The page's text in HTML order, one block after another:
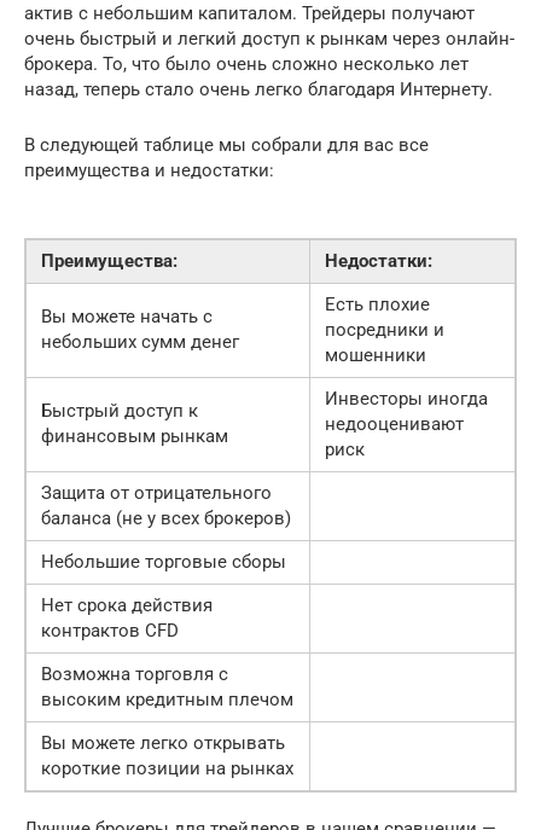
актив с небольшим капиталом. Трейдеры получают
очень быстрый и легкий доступ к рынкам через онлайн-
брокера. То, что было очень сложно несколько лет
назад, теперь стало очень легко благодаря Интернету.
В следующей таблице мы собрали для вас все
преимущества и недостатки:
Преимущества: Недостатки:
Вы можете начать с
небольших сумм денег
Есть плохие
посредники и
мошенники
Быстрый доступ к
финансовым рынкам
Инвесторы иногда
недооценивают
риск
Защита от отрицательного
баланса (не у всех брокеров)
Небольшие торговые сборы
Нет срока действия
контрактов CFD
Возможна торговля с
высоким кредитным плечом
Вы можете легко открывать
короткие позиции на рынках